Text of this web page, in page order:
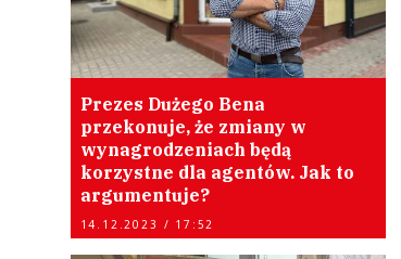
Prezes Dużego Bena
przekonuje, że zmiany w
wynagrodzeniach będą
korzystne dla agentów. Jak to
argumentuje?
14.12.2023 / 17:52